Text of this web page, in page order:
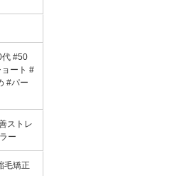
代 #50
ート #
#パー
ストレ
ー
毛矯正